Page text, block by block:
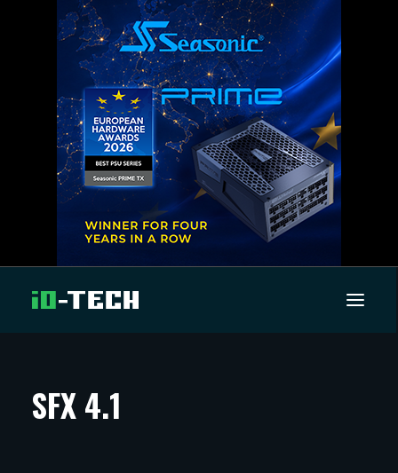
ARTIKKELIT
SFX 4.1